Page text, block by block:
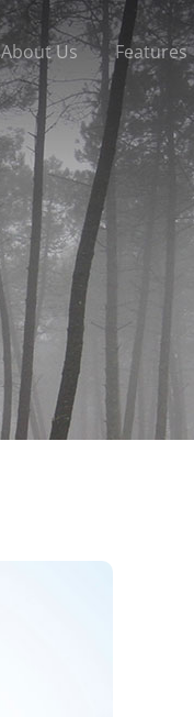
About Us Features